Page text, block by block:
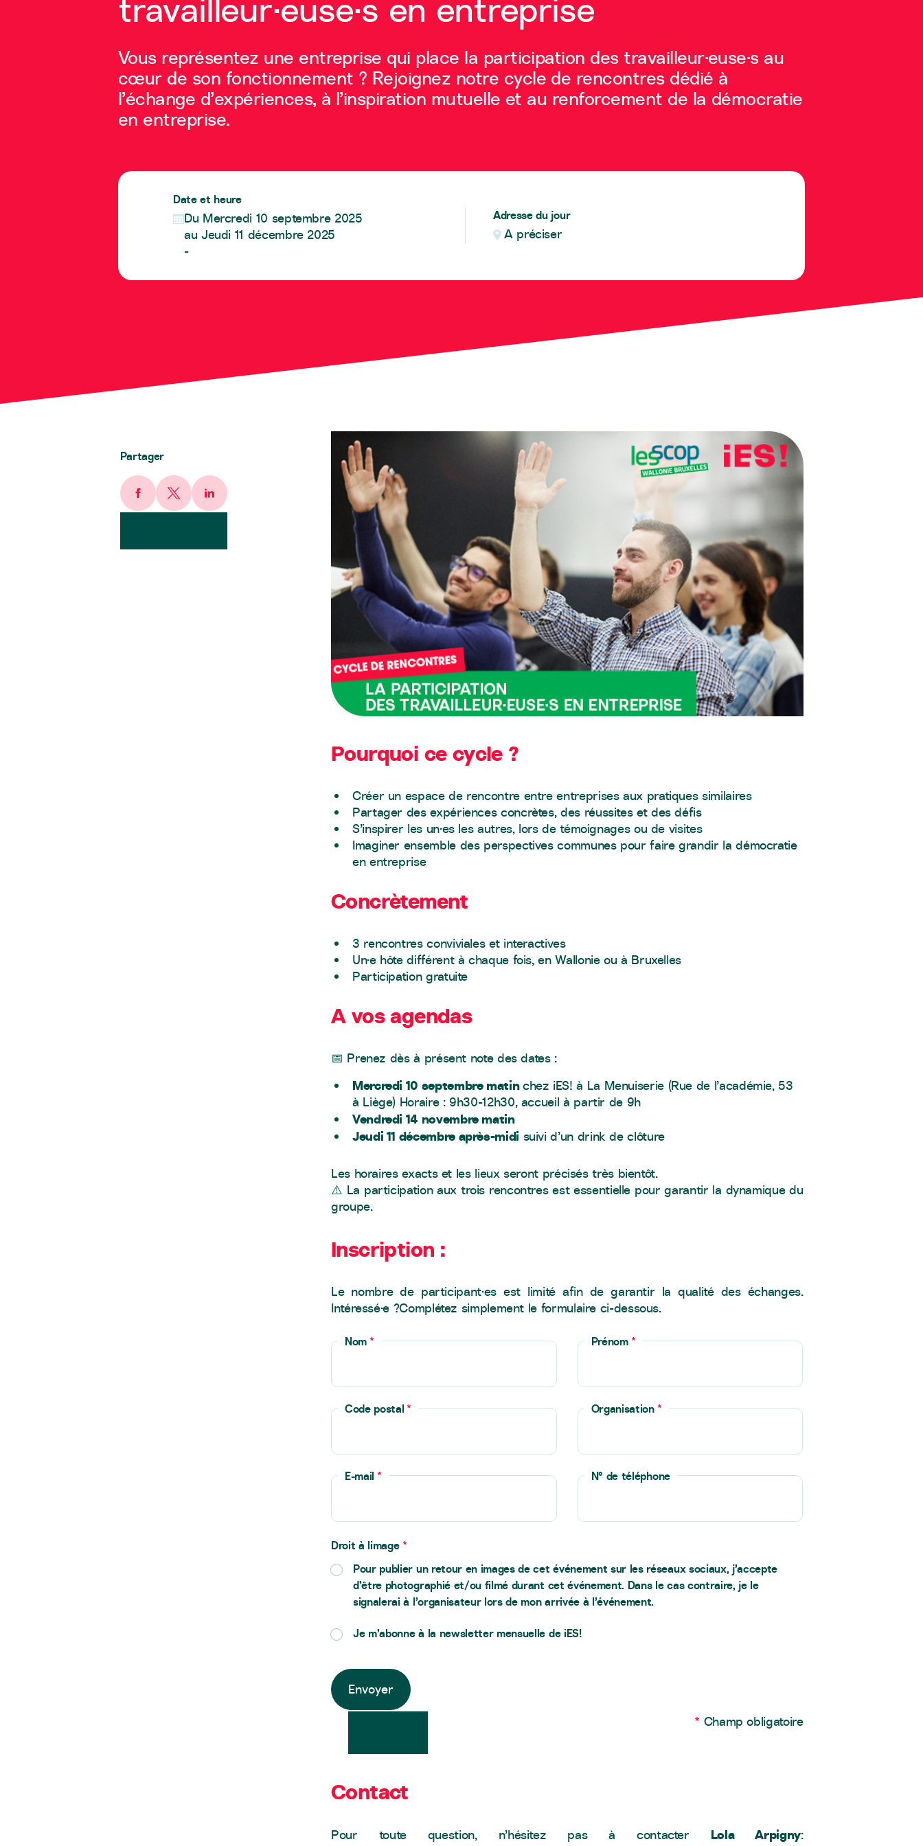
travailleur·euse·s en entreprise
Vous représentez une entreprise qui place la participation des travailleur·euse·s au
cœur de son fonctionnement ? Rejoignez notre cycle de rencontres dédié à
l’échange d’expériences, à l’inspiration mutuelle et au renforcement de la démocratie
en entreprise.
Date et heure
Du Mercredi 10 septembre 2025
au Jeudi 11 décembre 2025
-
Adresse du jour
A préciser
Pourquoi ce cycle ?
Créer un espace de rencontre entre entreprises aux pratiques similaires
Partager des expériences concrètes, des réussites et des défis
S’inspirer les un·es les autres, lors de témoignages ou de visites
Imaginer ensemble des perspectives communes pour faire grandir la démocratie
en entreprise
Concrètement
3 rencontres conviviales et interactives
Un·e hôte différent à chaque fois, en Wallonie ou à Bruxelles
Participation gratuite
A vos agendas
📅 Prenez dès à présent note des dates :
Mercredi 10 septembre matinchez iES! à La Menuiserie (Rue de l’académie, 53
à Liège) Horaire : 9h30-12h30, accueil à partir de 9h
Vendredi 14 novembre matin
Jeudi 11 décembre après-midi suivi d’un drink de clôture
Les horaires exacts et les lieux seront précisés très bientôt.
⚠️ La participation aux trois rencontres est essentielle pour garantir la dynamique du
groupe.
Inscription :
Le nombre de participant·es est limité afin de garantir la qualité des échanges.
Intéressé·e ?Complétez simplement le formulaire ci-dessous.
* Champ obligatoire
Nom * Prénom *
Code postal * Organisation *
E-mail * N° de téléphone
Droit à limage *
Pour publier un retour en images de cet événement sur les réseaux sociaux, j’accepte
d’être photographié et/ou filmé durant cet événement. Dans le cas contraire, je le
signalerai à l’organisateur lors de mon arrivée à l’événement.
Je m’abonne à la newsletter mensuelle de iES!
Envoyer
Contact
Pour toute question, n’hésitez pas à contacter Lola Arpigny:
Partager
Facebook
X LinkedIn